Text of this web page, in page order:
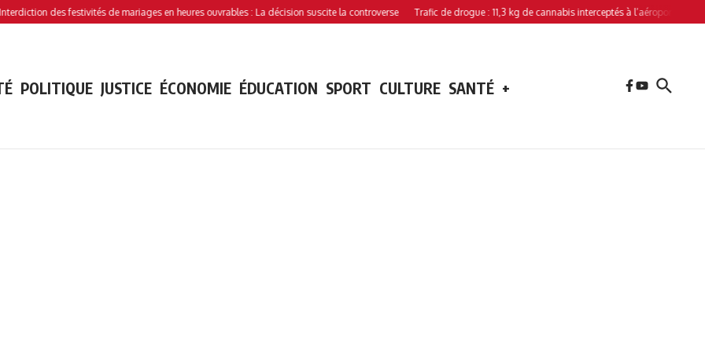
des festivités de mariages en heures ouvrables : La décision suscite la controverse Trafic de drogue : 11,3 kg de cannabis interceptés à l’aéroport de Hahaya
POLITIQUE JUSTICE ÉCONOMIE ÉDUCATION SPORT CULTURE SANTÉ +